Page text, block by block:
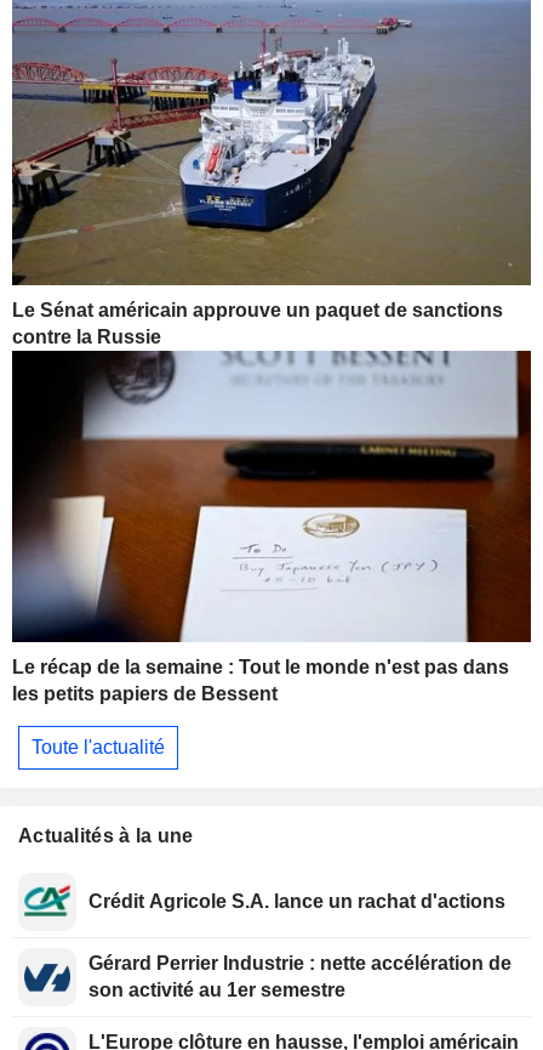
Le Sénat américain approuve un paquet de sanctions
contre la Russie
Le récap de la semaine : Tout le monde n'est pas dans
les petits papiers de Bessent
Toute l'actualité
Actualités à la une
Crédit Agricole S.A. lance un rachat d'actions
Gérard Perrier Industrie : nette accélération de
son activité au 1er semestre
L'Europe clôture en hausse, l'emploi américain